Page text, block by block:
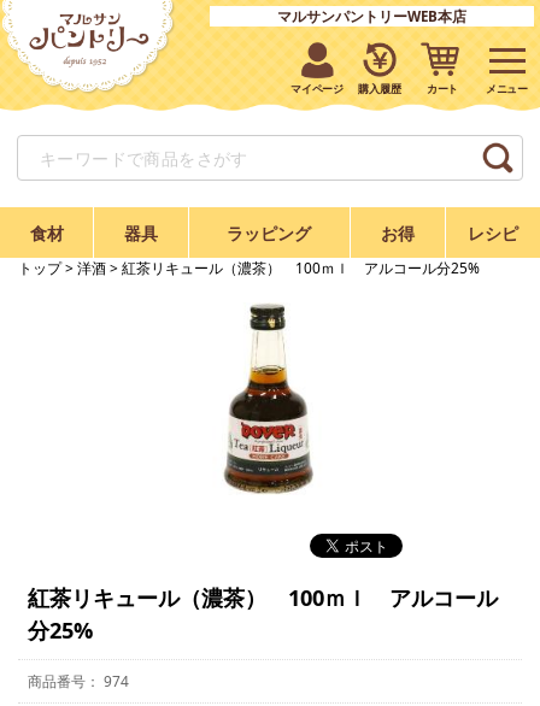
マルサンパントリーWEB本店
マイページ 購入履歴 カート
食材 器具 ラッピング お得 レシピ
トップ> 洋酒> 紅茶リキュール（濃茶） 100ｍｌ アルコール分25%
紅茶リキュール（濃茶） 100ｍｌ アルコール
分25%
974